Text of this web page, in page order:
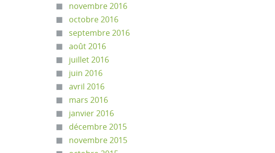
novembre 2016
octobre 2016
septembre 2016
août 2016
juillet 2016
juin 2016
avril 2016
mars 2016
janvier 2016
décembre 2015
novembre 2015